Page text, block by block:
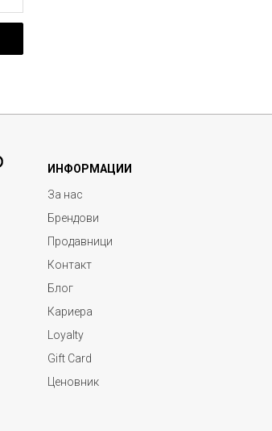
ИНФОРМАЦИИ
За нас
Брендови
Продавници
Контакт
Блог
Кариера
Loyalty
Gift Card
Ценовник